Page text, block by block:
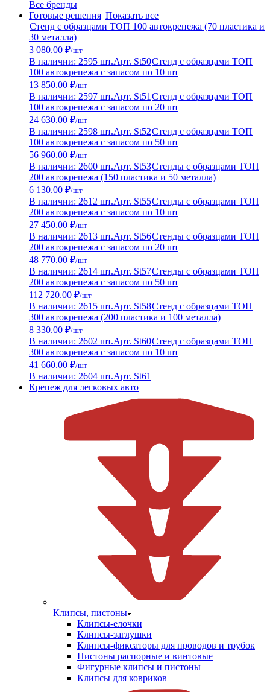
Все бренды
Готовые решения Показать все
Стенд с образцами ТОП 100 автокрепежа (70 пластика и
30 металла)
3 080.00 ₽/шт
В наличии: 2595 шт.Арт. St50Стенд с образцами ТОП
100 автокрепежа с запасом по 10 шт
13 850.00 ₽/шт
В наличии: 2597 шт.Арт. St51 Стенд с образцами ТОП
100 автокрепежа с запасом по 20 шт
24 630.00 ₽/шт
В наличии: 2598 шт.Арт. St52Стенд с образцами ТОП
100 автокрепежа с запасом по 50 шт
56 960.00 ₽/шт
В наличии: 2600 шт.Арт. St53Стенды с образцами ТОП
200 автокрепежа (150 пластика и 50 металла)
6 130.00 ₽/шт
В наличии: 2612 шт.Арт. St55Стенды с образцами ТОП
200 автокрепежа с запасом по 10 шт
27 450.00 ₽/шт
В наличии: 2613 шт.Арт. St56Стенды с образцами ТОП
200 автокрепежа с запасом по 20 шт
48 770.00 ₽/шт
В наличии: 2614 шт.Арт. St57Стенды с образцами ТОП
200 автокрепежа с запасом по 50 шт
112 720.00 ₽/шт
В наличии: 2615 шт.Арт. St58Стенд с образцами ТОП
300 автокрепежа (200 пластика и 100 металла)
8 330.00 ₽/шт
В наличии: 2602 шт.Арт. St60Стенд с образцами ТОП
300 автокрепежа с запасом по 10 шт
41 660.00 ₽/шт
В наличии: 2604 шт.Арт. St61
Крепеж для легковых авто
Клипсы, пистоны
Клипсы-елочки
Клипсы-заглушки
Клипсы-фиксаторы для проводов и трубок
Пистоны распорные и винтовые
Фигурные клипсы и пистоны
Клипсы для ковриков